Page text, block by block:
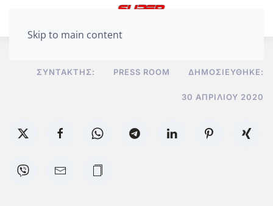
Skip to main content
ΣΥΝΤΆΚΤΗΣ: PRESS ROOM ΔΗΜΟΣΙΕΎΘΗΚΕ:
30 ΑΠΡΙΛΊΟΥ 2020